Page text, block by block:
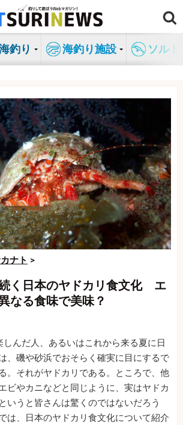
釣り 海釣り施設 ソル
ナト >
く日本のヤドカリ食文化 エ
なる食味で美味？
しんだ人、あるいはこれから来る夏に日
、磯や砂浜でおそらく確実に目にするで
。それがヤドカリである。ところで、他
ビやカニなどと同じように、実はヤドカ
いうと皆さんは驚くのではないだろう
は、日本のヤドカリ食文化について紹介